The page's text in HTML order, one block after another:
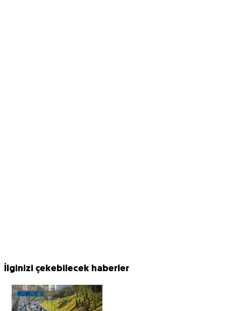
İlginizi çekebilecek haberler